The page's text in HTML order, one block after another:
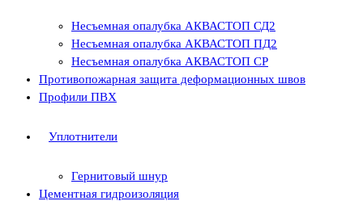
Несъемная опалубка АКВАСТОП СД2
Несъемная опалубка АКВАСТОП ПД2
Несъемная опалубка АКВАСТОП СР
Противопожарная защита деформационных швов
Профили ПВХ
Уплотнители
Гернитовый шнур
Цементная гидроизоляция